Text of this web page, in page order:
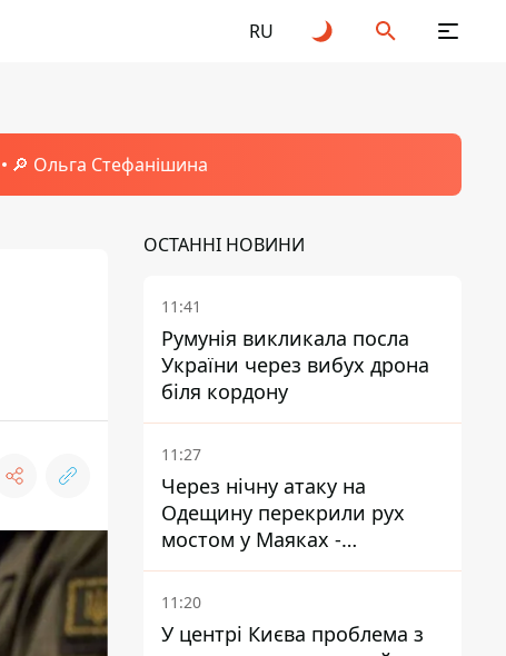
RU
🔎 Ольга Стефанішина
ОСТАННІ НОВИНИ
11:41
Румунія викликала посла
України через вибух дрона
біля кордону
11:27
Через нічну атаку на
Одещину перекрили рух
мостом у Маяках -
подробиці від ДПСУ
11:20
У центрі Києва проблема з